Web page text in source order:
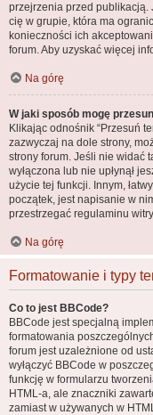
przejrzenia przed publikacją.
cię w grupie, która ma
konieczności ich
forum. Aby uzyskać więcej
Na górę
W jaki sposób mogę
Klikając odnośnik “Przesuń
zazwyczaj na dole strony,
strony forum. Jeśli nie widać
wyłączona lub nie upłynął
użycie tej funkcji. Innym,
początek, jest napisanie w
przestrzegać regulaminu
Na górę
Formatowanie i typy
Co to jest BBCode?
BBCode jest specjalną
formatowania
forum jest uzależnione od
wyłączyć BBCode w
funkcję w formularzu
HTML-a, ale znaczniki
zamiast w używanych w